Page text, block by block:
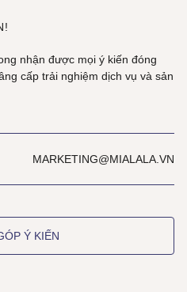
nhận được mọi ý kiến đóng
cấp trải nghiệm dịch vụ và sản
MARKETING@MIALALA.VN
Ý KIẾN